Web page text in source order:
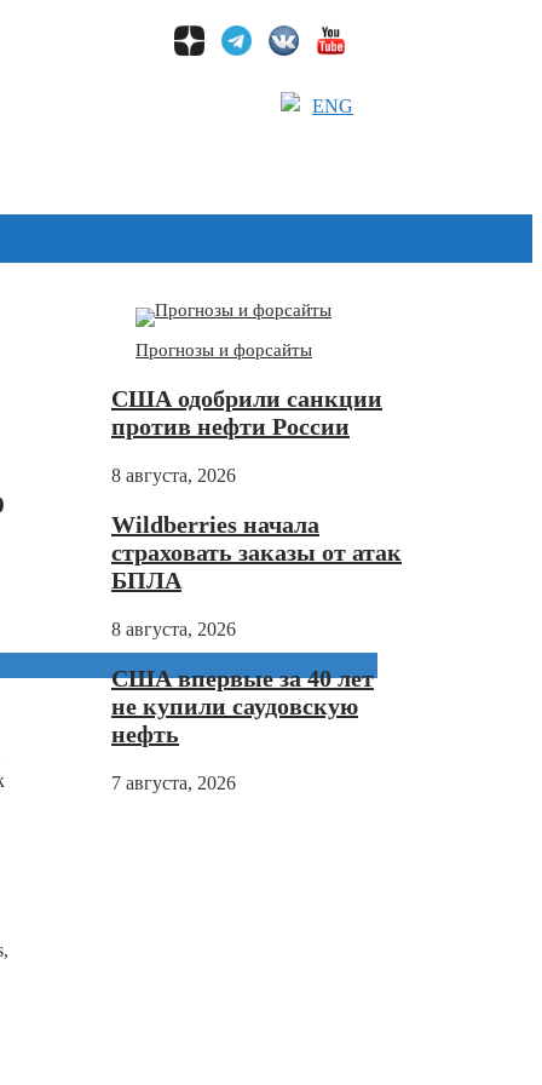
ENG
Прогнозы и форсайты
США одобрили санкции
против нефти России
8 августа, 2026
Wildberries начала
страховать заказы от атак
БПЛА
8 августа, 2026
США впервые за 40 лет
не купили саудовскую
нефть
7 августа, 2026